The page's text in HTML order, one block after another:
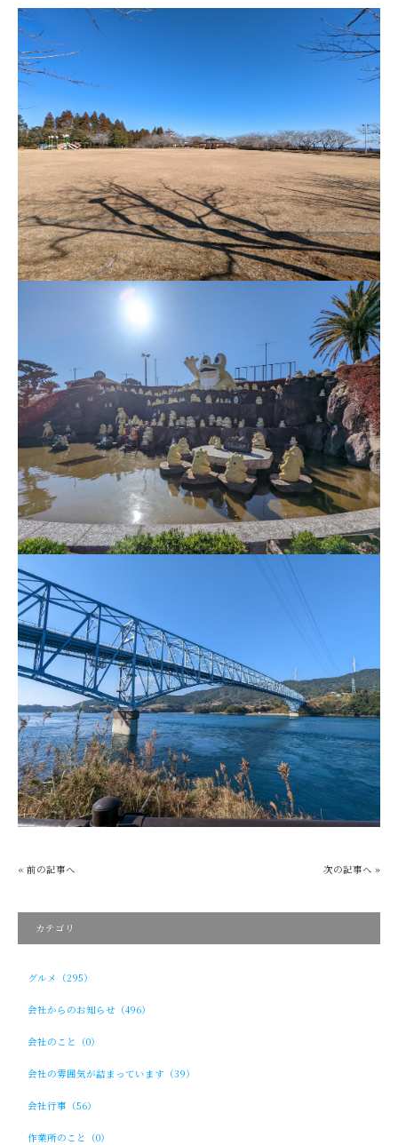
« 前の記事へ 次の記事へ »
カテゴリ
グルメ（295）
会社からのお知らせ（496）
会社のこと（0）
会社の雰囲気が詰まっています（39）
会社行事（56）
作業所のこと（0）